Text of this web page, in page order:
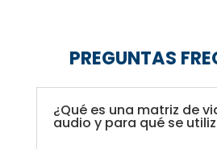
PREGUNTAS
¿Qué es una matriz de
audio y para qué se